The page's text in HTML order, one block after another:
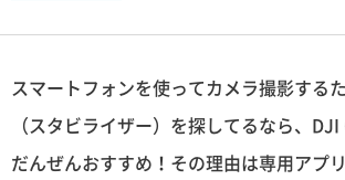
スマートフォンを使ってカメラ撮影する
（スタビライザー）を探してるなら、
だんぜんおすすめ！その理由は専用アプ